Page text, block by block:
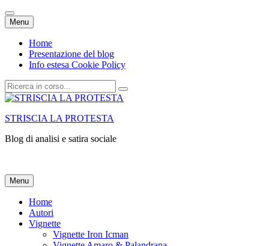
Menu Vai
al
contenuto
Home
Presentazione del blog
Info estesa Cookie Policy
Cerca:
STRISCIA LA PROTESTA
Blog di analisi e satira sociale
Menu Vai
al
contenuto
Home
Autori
Vignette
Vignette Iron Icman